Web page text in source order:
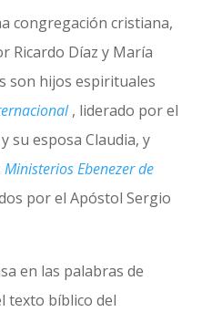
congregación cristiana,
Ricardo Díaz y María
son hijos espirituales
, liderado por el
su esposa Claudia, y
Ministerios Ebenezer de
por el Apóstol Sergio
en las palabras de
texto bíblico del